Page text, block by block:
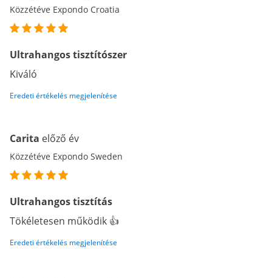
Közzétéve Expondo Croatia
Ultrahangos tisztítószer
Kiváló
Eredeti értékelés megjelenítése
Carita előző év
Közzétéve Expondo Sweden
Ultrahangos tisztítás
Tökéletesen működik 👍
Eredeti értékelés megjelenítése